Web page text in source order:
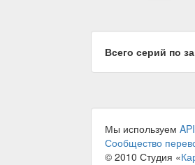
Всего серий по
Мы используем
Сообщество
© 2010 Студия «